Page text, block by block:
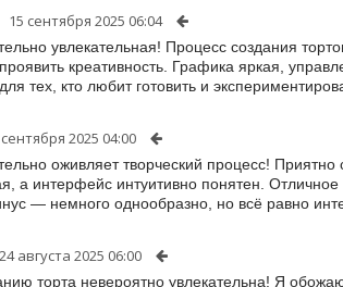
15 сентября 2025 06:04
увлекательная! Процесс создания
креативность. Графика яркая,
тех, кто любит готовить и
2025 04:00
оживляет творческий процесс!
а интерфейс интуитивно понятен.
— немного однообразно, но всё равно
24 августа 2025 06:00
торта невероятно увлекательна! Я